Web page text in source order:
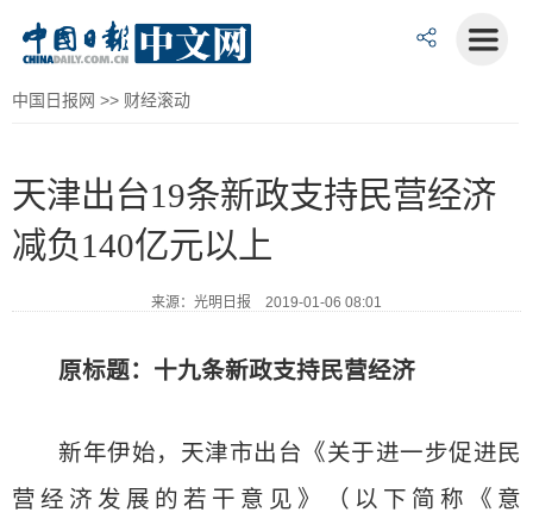
中国日报网 >> 财经滚动
天津出台19条新政支持民营经济
减负140亿元以上
来源：光明日报 2019-01-06 08:01
原标题：十九条新政支持民营经济
新年伊始，天津市出台《关于进一步促进民
营经济发展的若干意见》（以下简称《意